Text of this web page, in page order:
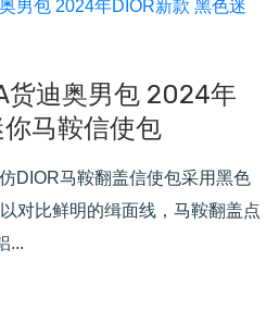
货迪奥男包 2024年
你马鞍信使包
DIOR马鞍翻盖信使包采用黑色
对比鲜明的缉面线，马鞍翻盖点
...